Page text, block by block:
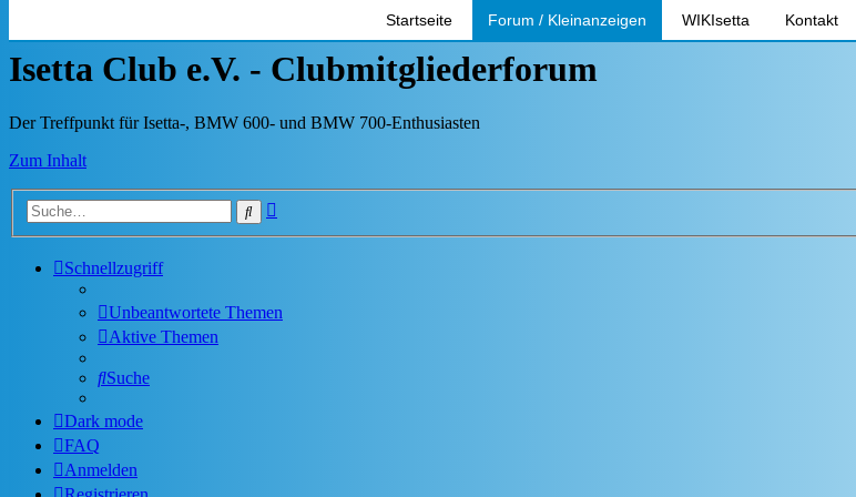
Startseite Forum / Kleinanzeigen WIKIsetta Kontakt
Isetta Club e.V. - Clubmitgliederforum
Der Treffpunkt für Isetta-, BMW 600- und BMW 700-Enthusiasten
Zum Inhalt
Suche
Schnellzugriff
Unbeantwortete Themen
Aktive Themen
Suche
Dark mode
FAQ
Anmelden